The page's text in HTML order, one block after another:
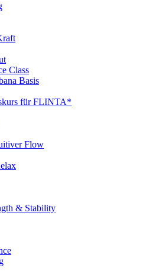
Class
Basis
für FLINTA*
Flow
& Stability